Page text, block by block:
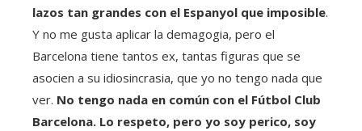
lazos tan grandes con el Espanyol que imposible.
Y no me gusta aplicar la demagogia, pero el
Barcelona tiene tantos ex, tantas figuras que se
asocien a su idiosincrasia, que yo no tengo nada que
ver. No tengo nada en común con el Fútbol Club
Barcelona. Lo respeto, pero yo soy perico, soy